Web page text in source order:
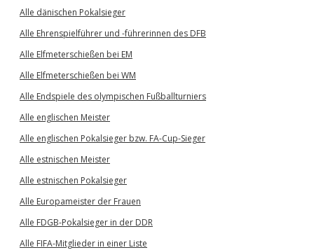
Alle dänischen Pokalsieger
Alle Ehrenspielführer und -führerinnen des DFB
Alle Elfmeterschießen bei EM
Alle Elfmeterschießen bei WM
Alle Endspiele des olympischen Fußballturniers
Alle englischen Meister
Alle englischen Pokalsieger bzw. FA-Cup-Sieger
Alle estnischen Meister
Alle estnischen Pokalsieger
Alle Europameister der Frauen
Alle FDGB-Pokalsieger in der DDR
Alle FIFA-Mitglieder in einer Liste